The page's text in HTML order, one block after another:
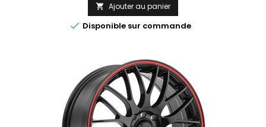
 Ajouter au panier
 Disponible sur commande